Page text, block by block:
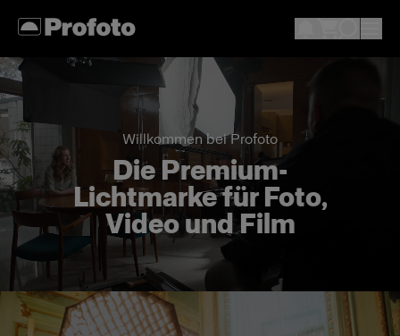
Willkommen bei Profoto
Die Premium-
Lichtmarke für Foto,
Video und Film